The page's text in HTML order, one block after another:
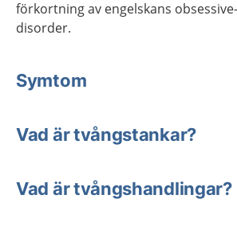
förkortning av engelskans
disorder.
Symtom
Vad är tvångstankar?
Vad är tvångshandlingar?